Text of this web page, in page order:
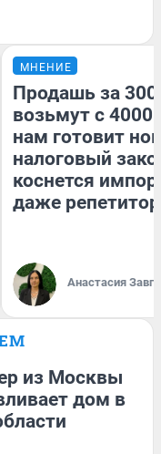
МНЕНИЕ
Продашь за
возьмут с
нам готовит
налоговый
коснется
даже
Анастасия
из Москвы
дом в